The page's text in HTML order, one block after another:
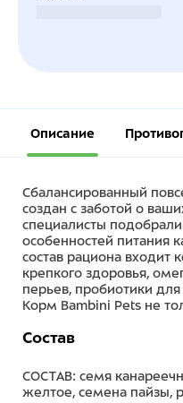
Описание
Сбалансированный
создан с заботой о
специалисты
особенностей питания
состав рациона входит
крепкого здоровья,
перьев, пробиотики
Корм Bambini Pets не
Состав
СОСТАВ: семя
желтое, семена пайзы,